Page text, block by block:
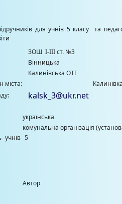
для учнів 5 класу та
ЗОШ І-ІІІ ст. №3
Вінницька
Калинівська ОТГ
міста:
kalsk_3@ukr.net
українська
комунальна організація
учнів 5
Автор